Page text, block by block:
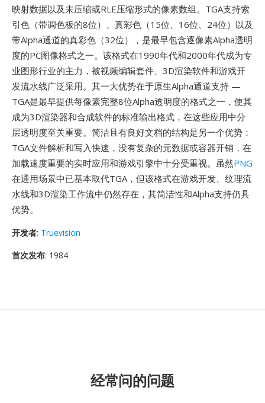
映射数据以及未压缩或RLE压缩形式的像素数组。TGA支持索
引色（带调色板的8位）、真彩色（15位、16位、24位）以及
带Alpha通道的真彩色（32位），是最早包含逐像素Alpha透明
度的PC图像格式之一。该格式在1990年代和2000年代成为专
业图形行业的主力，被视频编辑套件、3D渲染软件和游戏开
发流水线广泛采用。其一大优势在于原生Alpha通道支持 —
TGA是最早提供每像素完整8位Alpha透明度的格式之一，使其
成为3D渲染器和合成软件的标准输出格式，在这些应用中分
层透明度至关重要。简洁且有良好文档的结构是另一个优势：
TGA文件解析和写入快速，没有复杂的元数据或容器开销，在
加载速度重要的实时应用和游戏引擎中十分受重视。虽然PNG
在通用场景中已基本取代TGA，但该格式在游戏开发、纹理流
水线和3D渲染工作流中仍然存在，其简洁性和Alpha支持仍具
优势。
开发者: Truevision
首次发布: 1984
经常问的问题